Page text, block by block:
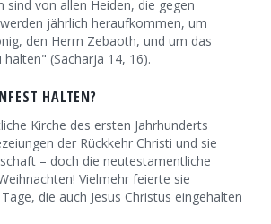
sind von allen Heiden, die gegen
jährlich heraufkommen, um
den Herrn Zebaoth, und um das
(Sacharja 14, 16).
HALTEN?
Kirche des ersten Jahrhunderts
der Rückkehr Christi und sie
– doch die neutestamentliche
Vielmehr feierte sie
die auch Jesus Christus eingehalten